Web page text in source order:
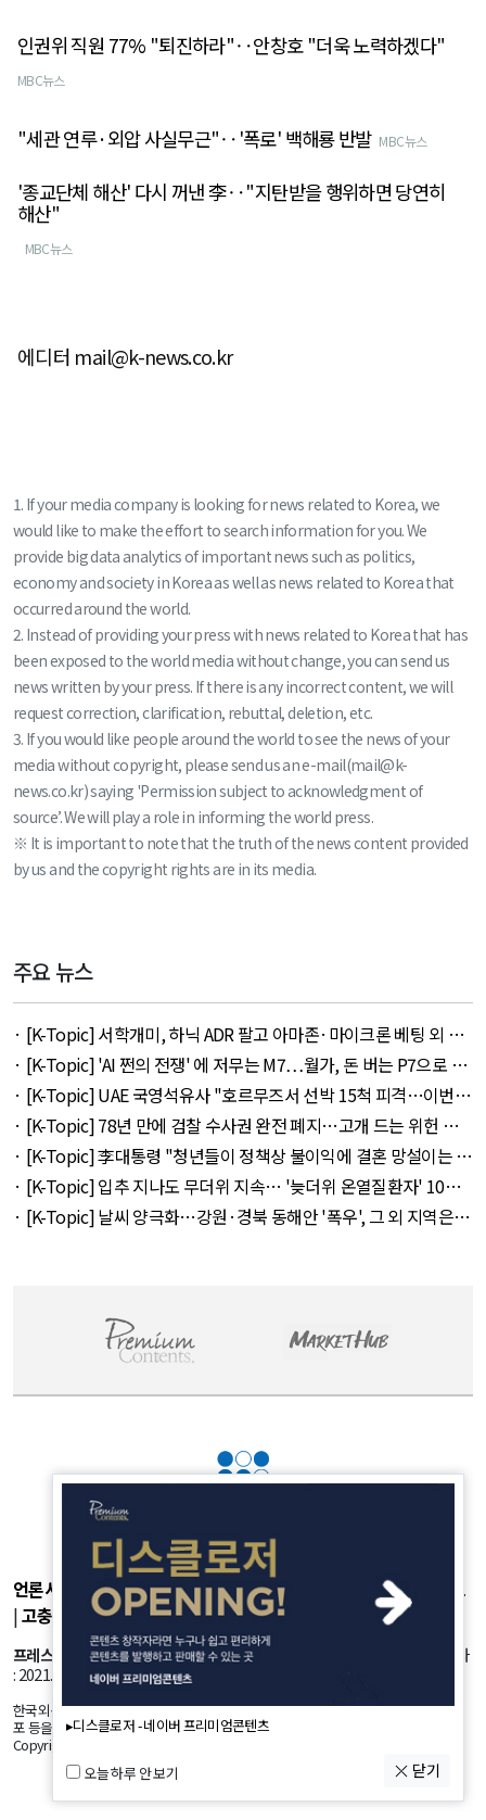
인권위 직원 77% "퇴진하라"‥안창호 "더욱 노력하겠다"
MBC뉴스
"세관 연루·외압 사실무근"‥'폭로' 백해룡 반발 MBC뉴스
'종교단체 해산' 다시 꺼낸 李‥"지탄받을 행위하면 당연히
해산"
MBC뉴스
에디터 mail@k-news.co.kr
1. If your media company is looking for news related to Korea, we
would like to make the effort to search information for you. We
provide big data analytics of important news such as politics,
economy and society in Korea as well as news related to Korea that
occurred around the world.
2. Instead of providing your press with news related to Korea that has
been exposed to the world media without change, you can send us
news written by your press. If there is any incorrect content, we will
request correction, clarification, rebuttal, deletion, etc.
3. If you would like people around the world to see the news of your
media without copyright, please send us an e-mail(mail@k-
news.co.kr) saying 'Permission subject to acknowledgment of
source’. We will play a role in informing the world press.
※ It is important to note that the truth of the news content provided
by us and the copyright rights are in its media.
주요 뉴스
· [K-Topic] 서학개미, 하닉 ADR 팔고 아마존·마이크론 베팅 외 45
건 - August 8, 2026
· [K-Topic] 'AI 쩐의 전쟁' 에 저무는 M7…월가, 돈 버는 P7으로 갈
아타나 외 30건 - August 8, 2026
· [K-Topic] UAE 국영석유사 "호르무즈서 선박 15척 피격…이번주
에도 3척" 외 9건 - August 8, 2026
· [K-Topic] 78년 만에 검찰 수사권 완전 폐지…고개 드는 위헌 논
란 외 25건 - August 8, 2026
· [K-Topic] 李대통령 "청년들이 정책상 불이익에 결혼 망설이는 일
없어야" 외 26건 - August 8, 2026
· [K-Topic] 입추 지나도 무더위 지속… '늦더위 온열질환자' 10년
만에 3배↑ 외 26건 - August 8, 2026
· [K-Topic] 날씨 양극화…강원·경북 동해안 '폭우', 그 외 지역은
▸디스클로저 - 네이버 프리미엄콘텐츠
오늘 하루 안 보기 닫기
언론사소개 |개인정보취급방침|광고후원 부가서비스|기사제보
|고충처리 |청소년보호정책
프레스룸
: 서울시 강서구 공항대로 45길 25 등록번호: 서울 아53981 등록일자
: 2021.10.18 발행인: 정유란 편집인: 신한진
한국외신뉴스의 모든 콘텐츠(기사)는 저작권법의 보호를 받는바, 무단 전재, 복사, 배
포 등을 금합니다.
Copyright by K-NEWS. All Rights Reserved.